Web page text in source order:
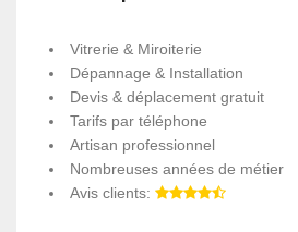
Vitrerie & Miroiterie
Dépannage & Installation
Devis & déplacement gratuit
Tarifs par téléphone
Artisan professionnel
Nombreuses années de métier
Avis clients: